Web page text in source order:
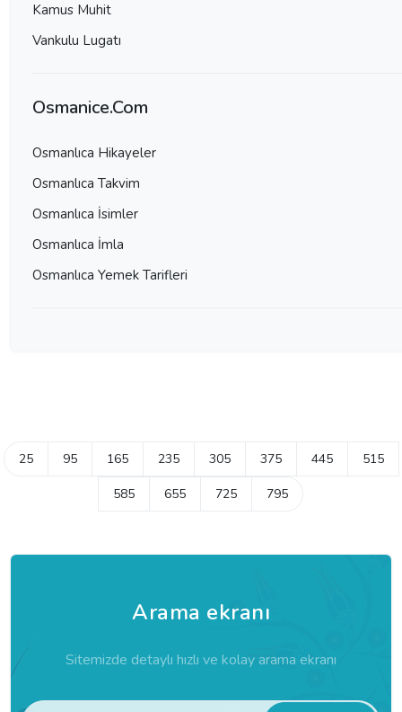
Kamus Muhit
Vankulu Lugatı
Osmanice.Com
Osmanlıca Hikayeler
Osmanlıca Takvim
Osmanlıca İsimler
Osmanlıca İmla
Osmanlıca Yemek Tarifleri
25 95 165 235 305 375 445 515
585 655 725 795
Arama ekranı
Sitemizde detaylı hızlı ve kolay arama ekranı